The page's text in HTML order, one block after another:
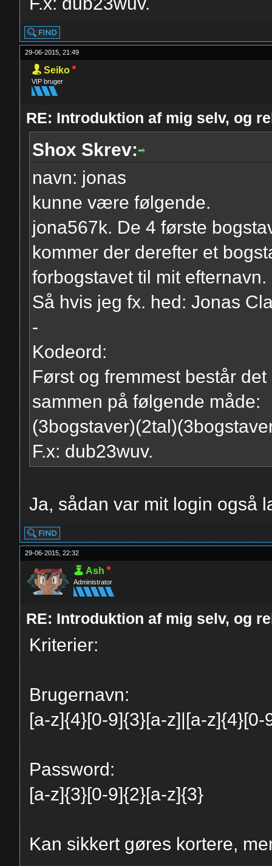
29-06-2015, 21:49
Seiko
VIP bruger
RE: Introduktion af mig selv, og
Shox Skrev:
navn: jonas
kunne være følgende.
jona567k. De 4 første
kommer der derefter et
forbogstavet til mit efternavn.
Så hvis jeg fx. hed: Jonas
-
Kodeord:
Først og fremmest består
sammen på følgende måde:
F.x: dub23wuv.
Ja, sådan var mit login også
29-06-2015, 22:32
Ash
Administrator
RE: Introduktion af mig selv, og
Kriterier:
Brugernavn:
[a-z]{4}[0-9]{3}[a-z]|[a-z]{4}[0-
Password:
[a-z]{3}[0-9]{2}[a-z]{3}
Kan sikkert gøres kortere,